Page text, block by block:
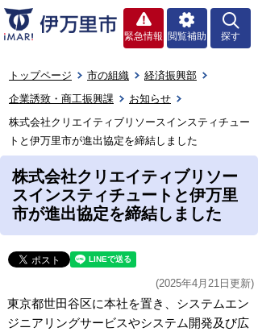
緊急情報 閲覧補助 探す
トップページ 市の組織
経済振興部
企業誘致・商工振興課
お知らせ
株式会社クリエイティブリソースインスティチュー
トと伊万里市が進出協定を締結しました
株式会社クリエイティブリソー
スインスティチュートと伊万里
市が進出協定を締結しました
(2025年4月21日更新)
東京都世田谷区に本社を置き、システムエン
ジニアリングサービスやシステム開発及び広